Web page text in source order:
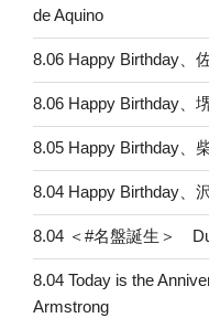
de Aquino
8.06 Happy Birthday、
8.06 Happy Birthday、
8.05 Happy Birthday、
8.04 Happy Birthday、
8.04 ＜#名盤誕生＞
8.04 Today is the
Armstrong